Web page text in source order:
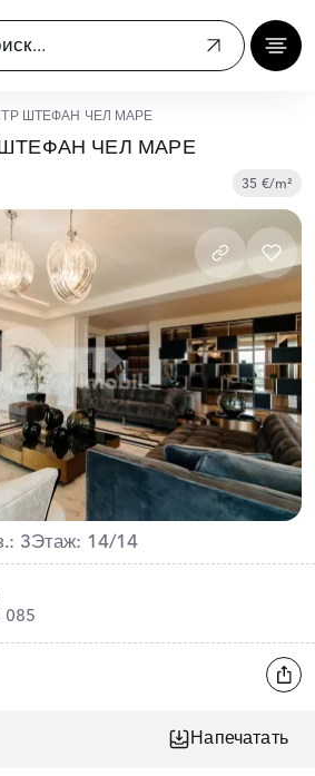
ШТЕФАН ЧЕЛ МАРЕ
ШТЕФАН ЧЕЛ МАРЕ
35 €/m²
3Этаж: 14/14
085
Напечатать